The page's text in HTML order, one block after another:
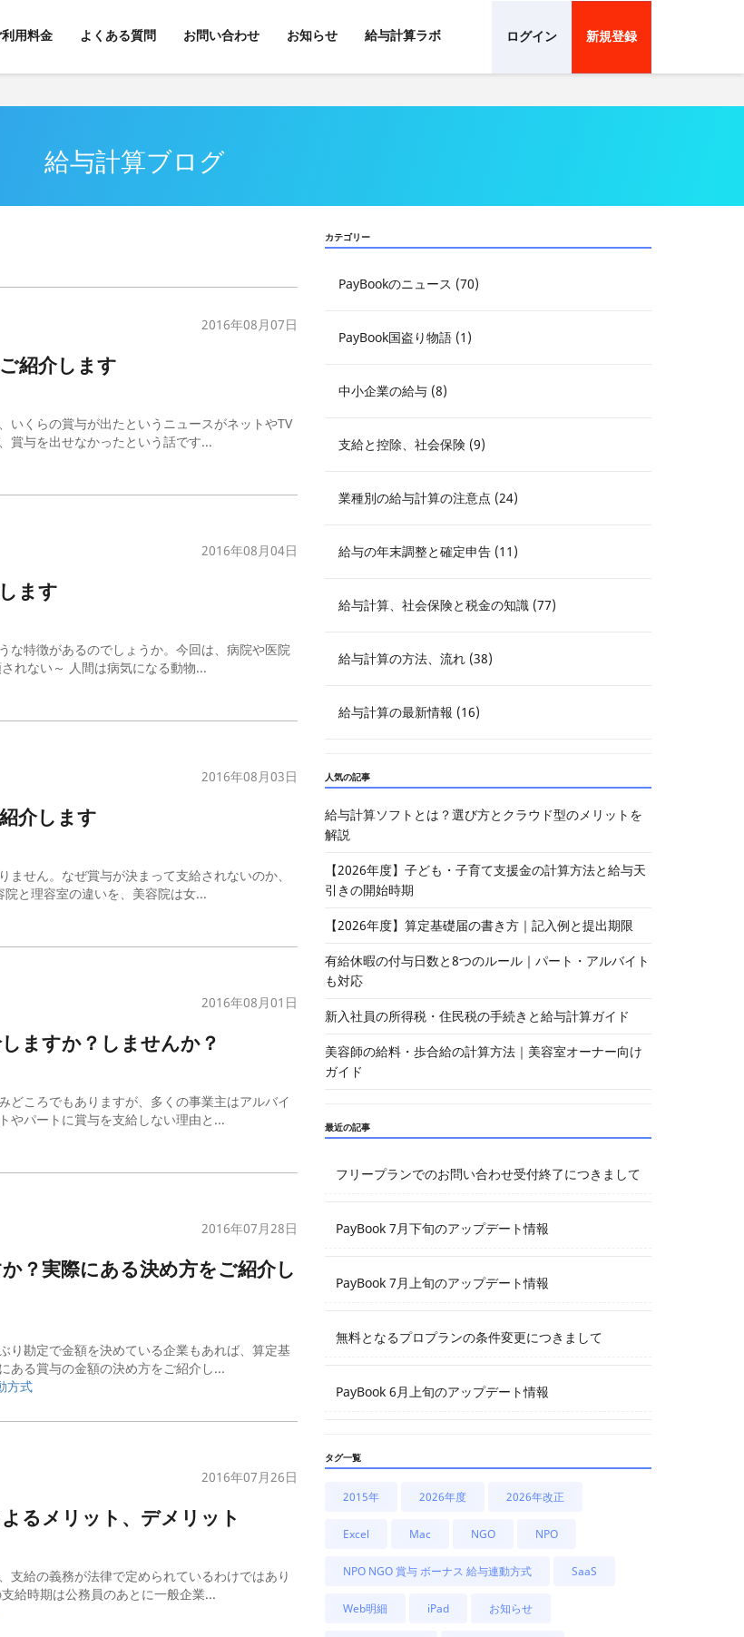
用料金 よくある質問 お問い合わせ お知らせ 給与計算ラボ ログイン 新規登録
給与計算ブログ
2016年08月07日
紹介します
いくらの賞与が出たというニュースがネットやTV
賞与を出せなかったという話です...
2016年08月04日
ます
な特徴があるのでしょうか。今回は、病院や医院
れない～ 人間は病気になる動物...
2016年08月03日
介します
せん。なぜ賞与が決まって支給されないのか、
と理容室の違いを、美容院は女...
2016年08月01日
ますか？しませんか？
どころでもありますが、多くの事業主はアルバイ
やパートに賞与を支給しない理由と...
2016年07月28日
？実際にある決め方をご紹介し
り勘定で金額を決めている企業もあれば、算定基
ある賞与の金額の決め方をご紹介し...
方式
2016年07月26日
るメリット、デメリット
支給の義務が法律で定められているわけではあり
給時期は公務員のあとに一般企業...
カテゴリー
PayBookのニュース (70)
PayBook国盗り物語 (1)
中小企業の給与 (8)
支給と控除、社会保険 (9)
業種別の給与計算の注意点 (24)
給与の年末調整と確定申告 (11)
給与計算、社会保険と税金の知識 (77)
給与計算の方法、流れ (38)
給与計算の最新情報 (16)
人気の記事
給与計算ソフトとは？選び方とクラウド型のメリットを
解説
【2026年度】子ども・子育て支援金の計算方法と給与天
引きの開始時期
【2026年度】算定基礎届の書き方｜記入例と提出期限
有給休暇の付与日数と8つのルール｜パート・アルバイト
も対応
新入社員の所得税・住民税の手続きと給与計算ガイド
美容師の給料・歩合給の計算方法｜美容室オーナー向け
ガイド
最近の記事
フリープランでのお問い合わせ受付終了につきまして
PayBook 7月下旬のアップデート情報
PayBook 7月上旬のアップデート情報
無料となるプロプランの条件変更につきまして
PayBook 6月上旬のアップデート情報
タグ一覧
2015年 2026年度 2026年改正
Excel Mac NGO NPO
NPO NGO 賞与 ボーナス 給与連動方式 SaaS
Web明細 iPad お知らせ